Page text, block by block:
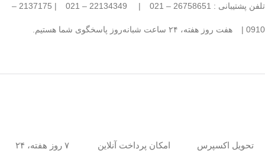
تلفن پشتیبانی : 26758651 – 021 |
| 2137175 –
0910 | هفت روز هفته، ۲۴ ساعت شبانه‌روز پاسخگوی شما هستیم.
تحویل اکسپرس امکان پرداخت آنلاین ۷ روز هفته، ۲۴